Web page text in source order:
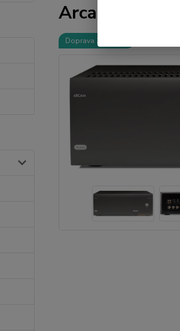
Arcam HDA
Doprava ZDARMA